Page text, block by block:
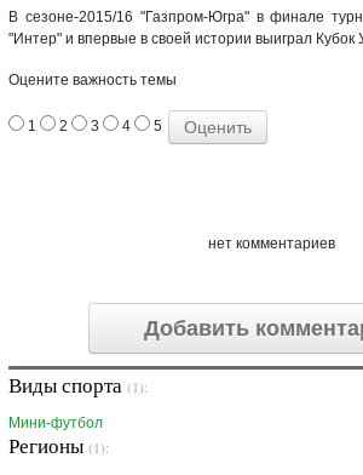
В сезоне-2015/16 "Газпром-Югра" в финале
"Интер" и впервые в своей истории выиграл
Оцените важность темы
1 2 3 4 5
нет комментариев
Добавить
Виды спорта (1):
Мини-футбол
Регионы (1):